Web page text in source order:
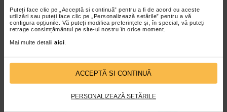
Puteți face clic pe „Acceptă si continuă” pentru a fi de acord cu aceste
utilizări sau puteți face clic pe „Personalizează setările” pentru a vă
configura opțiunile. Vă puteți modifica preferințele și, în special, vă puteți
retrage consimțământul pe site-ul nostru în orice moment.
Mai multe detalii aici
ACCEPTĂ SI CONTINUĂ
PERSONALIZEAZĂ SETĂRILE
Crema de noapte cu efect de
netezire Avene Cleanance
WOMEN contribuie la reducerea…
AVENE Cleanance gel de curatare
curata bland fara a agresa sau